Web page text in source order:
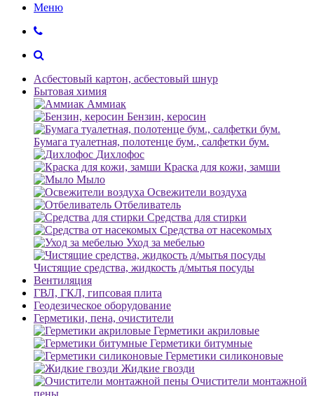
Меню
Асбестовый картон, асбестовый шнур
Бытовая химия
Аммиак
Бензин, керосин
Бумага туалетная, полотенце бум., салфетки бум.
Дихлофос
Краска для кожи, замши
Мыло
Освежители воздуха
Отбеливатель
Средства для стирки
Средства от насекомых
Уход за мебелью
Чистящие средства, жидкость д/мытья посуды
Вентиляция
ГВЛ, ГКЛ, гипсовая плита
Геодезическое оборудование
Герметики, пена, очистители
Герметики акриловые
Герметики битумные
Герметики силиконовые
Жидкие гвозди
Очистители монтажной
пены